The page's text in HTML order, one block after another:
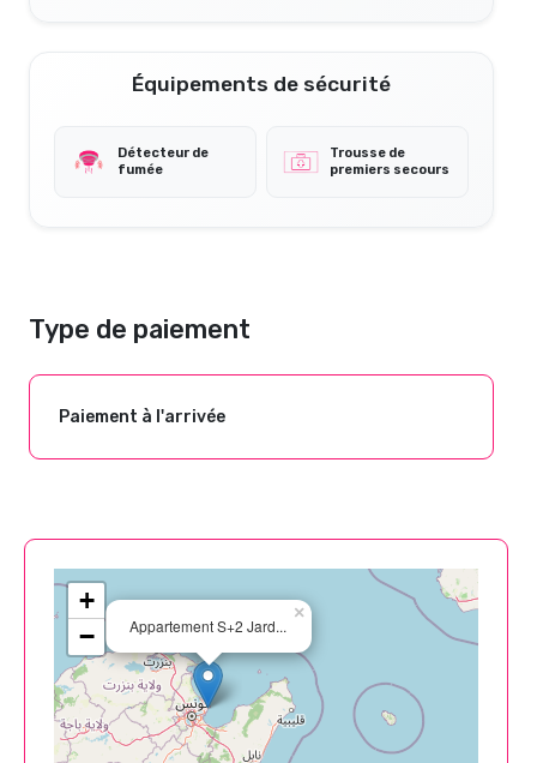
Équipements de sécurité
Détecteur de
fumée
Trousse de
premiers secours
Type de paiement
Paiement à l'arrivée
Appartement S+2 Jard...
×
+
−